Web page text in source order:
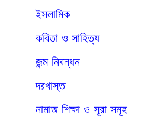
ইসলামিক
কবিতা ও সাহিত্য
জন্ম নিবন্ধন
দরখাস্ত
নামাজ শিক্ষা ও সূরা সমূহ